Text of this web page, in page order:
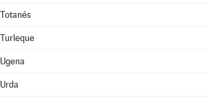
Totanés
Turleque
Ugena
Urda